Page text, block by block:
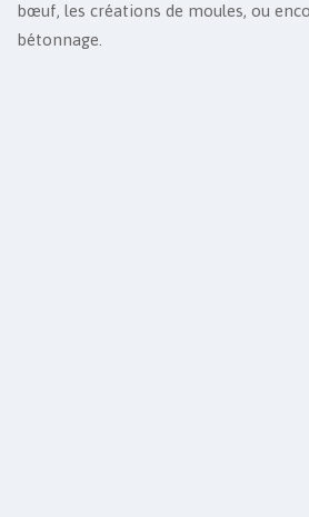
bœuf, les créations de moules, ou
bétonnage.